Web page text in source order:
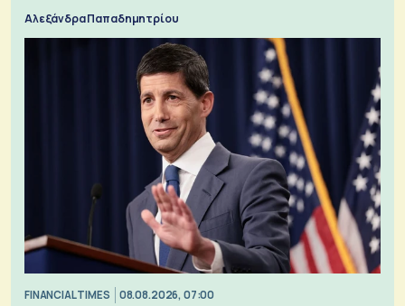
Αλεξάνδρα Παπαδημητρίου
FINANCIAL TIMES 08.08.2026, 07:00